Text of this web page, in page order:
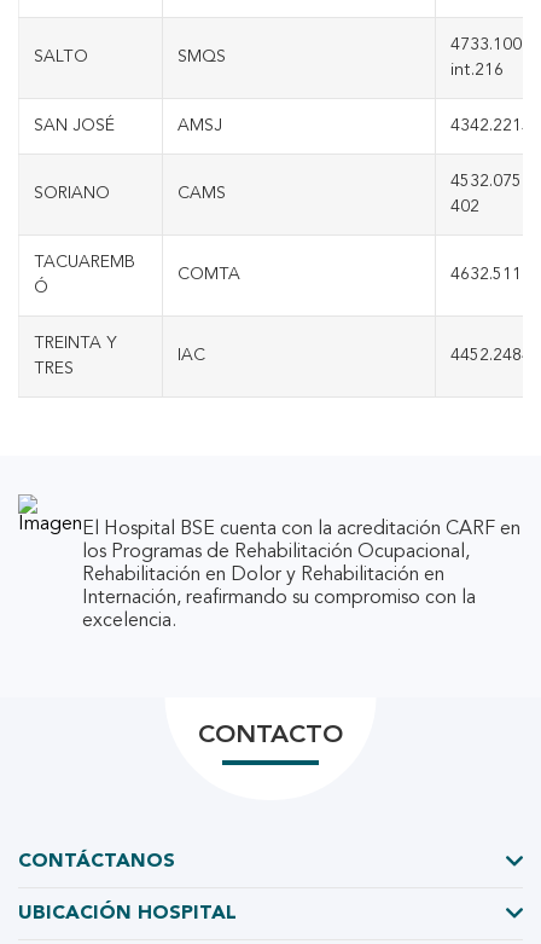
SALTO SMQS
4733.1000
int.216
SAN JOSÉ AMSJ 4342.2215
SORIANO CAMS
4532.0751
402
TACUAREMB
Ó
COMTA 4632.5111
TREINTA Y
TRES
IAC 4452.2484
El Hospital BSE cuenta con la acreditación CARF en
los Programas de Rehabilitación Ocupacional,
Rehabilitación en Dolor y Rehabilitación en
Internación, reafirmando su compromiso con la
excelencia.
CONTACTO
CONTÁCTANOS
UBICACIÓN HOSPITAL